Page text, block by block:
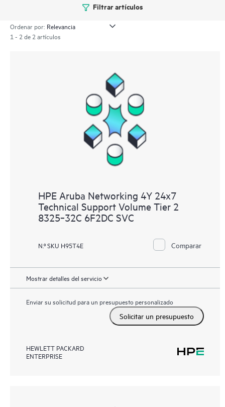
Filtrar artículos
Ordenar por:
1 - 2 de 2 artículos
HPE Aruba Networking 4Y 24x7
Technical Support Volume Tier 2
8325‑32C 6F2DC SVC
N.º SKU H95T4E Comparar
Mostrar detalles del servicio
Enviar su solicitud para un presupuesto personalizado
Solicitar un presupuesto
HEWLETT PACKARD
ENTERPRISE